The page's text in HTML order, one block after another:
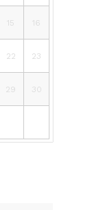
15 16
22 23
29 30